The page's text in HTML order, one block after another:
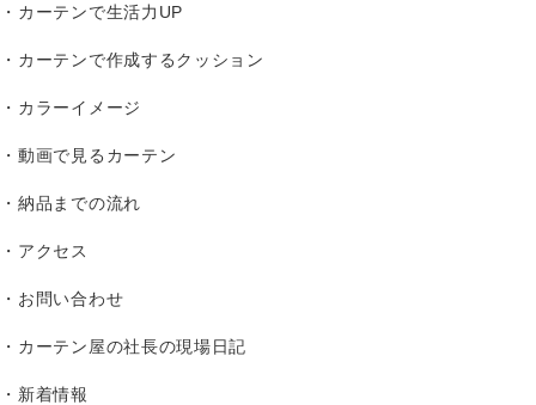
カーテンで生活力UP
カーテンで作成するクッション
カラーイメージ
動画で見るカーテン
納品までの流れ
アクセス
お問い合わせ
カーテン屋の社長の現場日記
新着情報